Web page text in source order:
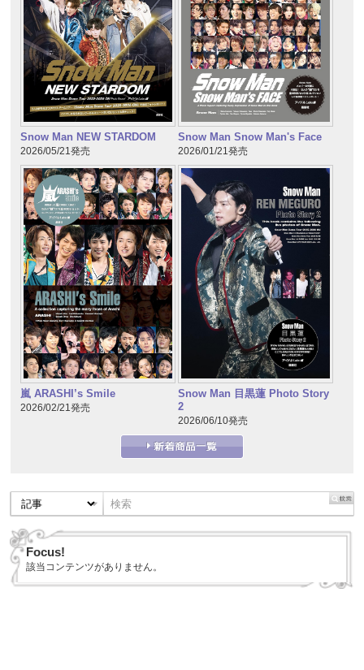
Snow Man NEW STARDOM
2026/05/21発売
Snow Man Snow Man's Face
2026/01/21発売
嵐 ARASHI’s Smile
2026/02/21発売
Snow Man 目黒蓮 Photo Story
2
2026/06/10発売
Focus!
該当コンテンツがありません。